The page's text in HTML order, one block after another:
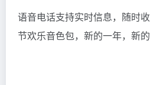
语音电话支持实时信息，随时
节欢乐音色包，新的一年，新